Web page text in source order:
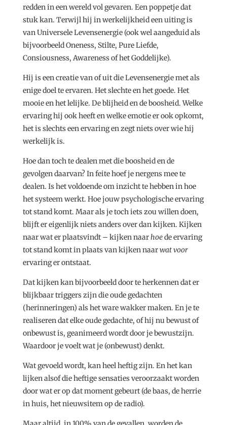
redden in een wereld vol gevaren. Een poppetje dat
stuk kan. Terwijl hij in werkelijkheid een uiting is
van Universele Levensenergie (ook wel aangeduid als
bijvoorbeeld Oneness, Stilte, Pure Liefde,
Consiousness, Awareness of het Goddelijke).
Hij is een creatie van of uit die Levensenergie met als
enige doel te ervaren. Het slechte en het goede. Het
mooie en het lelijke. De blijheid en de boosheid. Welke
ervaring hij ook heeft en welke emotie er ook opkomt,
het is slechts een ervaring en zegt niets over wie hij
werkelijk is.
Hoe dan toch te dealen met die boosheid en de
gevolgen daarvan? In feite hoef je nergens mee te
dealen. Is het voldoende om inzicht te hebben in hoe
het systeem werkt. Hoe jouw psychologische ervaring
tot stand komt. Maar als je toch iets zou willen doen,
blijft er eigenlijk niets anders over dan kijken. Kijken
naar wat er plaatsvindt – kijken naarhoede ervaring
tot stand komt in plaats van kijken naarwat voor
ervaring er ontstaat.
Dat kijken kan bijvoorbeeld door te herkennen dat er
blijkbaar triggers zijn die oude gedachten
(herinneringen) als het ware wakker maken. En je te
realiseren dat elke oude gedachte, of hij nu bewust of
onbewust is, geanimeerd wordt door je bewustzijn.
Waardoor je voelt wat je (onbewust) denkt.
Wat gevoeld wordt, kan heel heftig zijn. En het kan
lijken alsof die heftige sensaties veroorzaakt worden
door wat er op dat moment gebeurt (de baas, de herrie
in huis, het nieuwsitem op de radio).